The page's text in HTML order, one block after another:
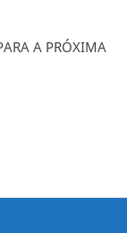
A PRÓXIMA